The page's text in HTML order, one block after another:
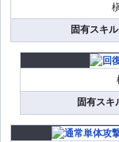
固有スキル
固有スキ